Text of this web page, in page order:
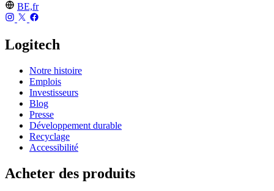
BE,fr
Logitech
Notre histoire
Emplois
Investisseurs
Blog
Presse
Développement durable
Recyclage
Accessibilité
Acheter des produits